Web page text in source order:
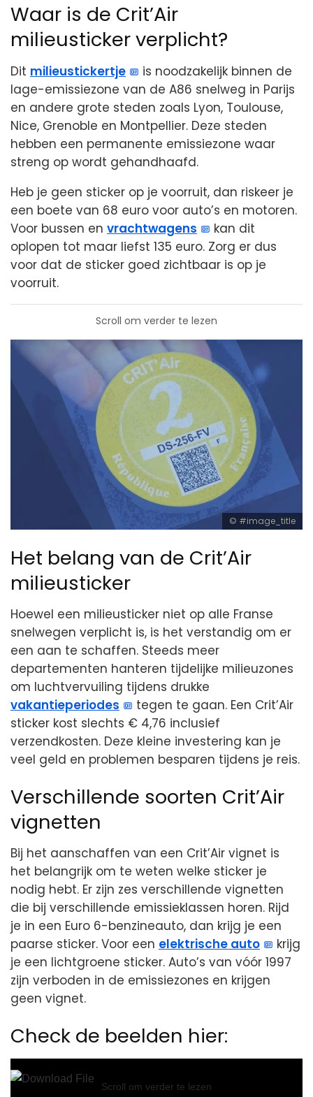
Waar is de Crit’Air
milieusticker verplicht?
Dit milieustickertje
is noodzakelijk binnen de
lage-emissiezone van de A86 snelweg in Parijs
en andere grote steden zoals Lyon, Toulouse,
Nice, Grenoble en Montpellier. Deze steden
hebben een permanente emissiezone waar
streng op wordt gehandhaafd.
Heb je geen sticker op je voorruit, dan riskeer je
een boete van 68 euro voor auto’s en motoren.
Voor bussen en vrachtwagens
kan dit
oplopen tot maar liefst 135 euro. Zorg er dus
voor dat de sticker goed zichtbaar is op je
voorruit.
Scroll om verder te lezen
#image_title
Het belang van de Crit’Air
milieusticker
Hoewel een milieusticker niet op alle Franse
snelwegen verplicht is, is het verstandig om er
een aan te schaffen. Steeds meer
departementen hanteren tijdelijke milieuzones
om luchtvervuiling tijdens drukke
vakantieperiodes
tegen te gaan. Een Crit’Air
sticker kost slechts € 4,76 inclusief
verzendkosten. Deze kleine investering kan je
veel geld en problemen besparen tijdens je reis.
Verschillende soorten Crit’Air
vignetten
Bij het aanschaffen van een Crit’Air vignet is
het belangrijk om te weten welke sticker je
nodig hebt. Er zijn zes verschillende vignetten
die bij verschillende emissieklassen horen. Rijd
je in een Euro 6-benzineauto, dan krijg je een
paarse sticker. Voor een elektrische auto
krijg
je een lichtgroene sticker. Auto’s van vóór 1997
zijn verboden in de emissiezones en krijgen
geen vignet.
Check de beelden hier:
Video
Player
Scroll om verder te lezen